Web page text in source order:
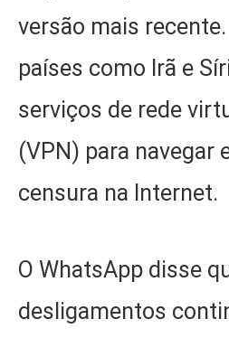
versão mais
países como Irã e
serviços de rede
(VPN) para navegar
censura na Internet.
O WhatsApp disse
desligamentos